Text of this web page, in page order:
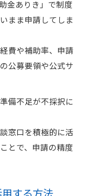
し方ガイド
コツを紹介
情報源の使い
情報源を活用す
イトの選び方
金ありき」で制度
まま申請してしま
費や補助率、申請
公募要領や公式サ
備不足が不採択に
窓口を積極的に活
とで、申請の精度